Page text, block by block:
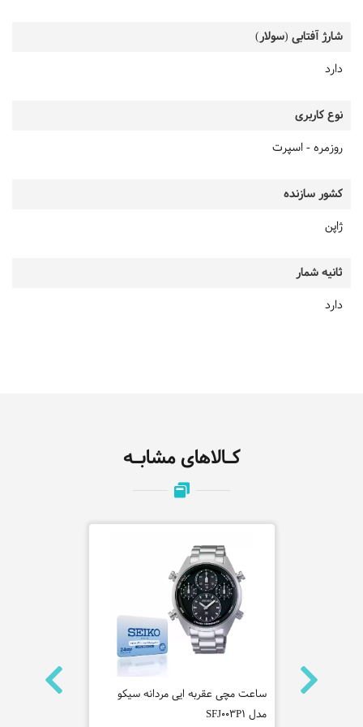
شارژ آفتابی (سولار)
دارد
نوع کاربری
روزمره - اسپرت
کشور سازنده
ژاپن
ثانیه شمار
دارد
کـالاهای مشابـه
ساعت مچی
ساعت مچی عقربه ایی مردانه سیکو
مدل SFJ003P1